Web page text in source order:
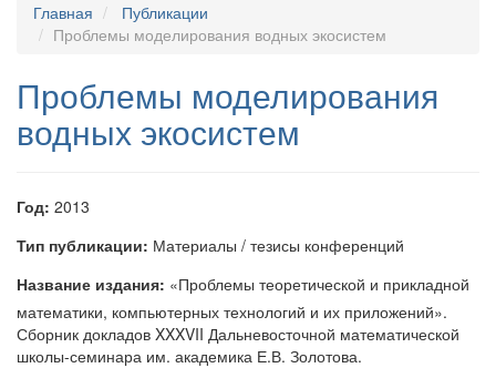
Главная
Публикации
Проблемы моделирования водных экосистем
Проблемы моделирования
водных экосистем
Год: 2013
Тип публикации: Материалы / тезисы конференций
Название издания: «Проблемы теоретической и прикладной
математики, компьютерных технологий и их приложений».
Сборник докладов XXXVII Дальневосточной математической
школы-семинара им. академика Е.В. Золотова.